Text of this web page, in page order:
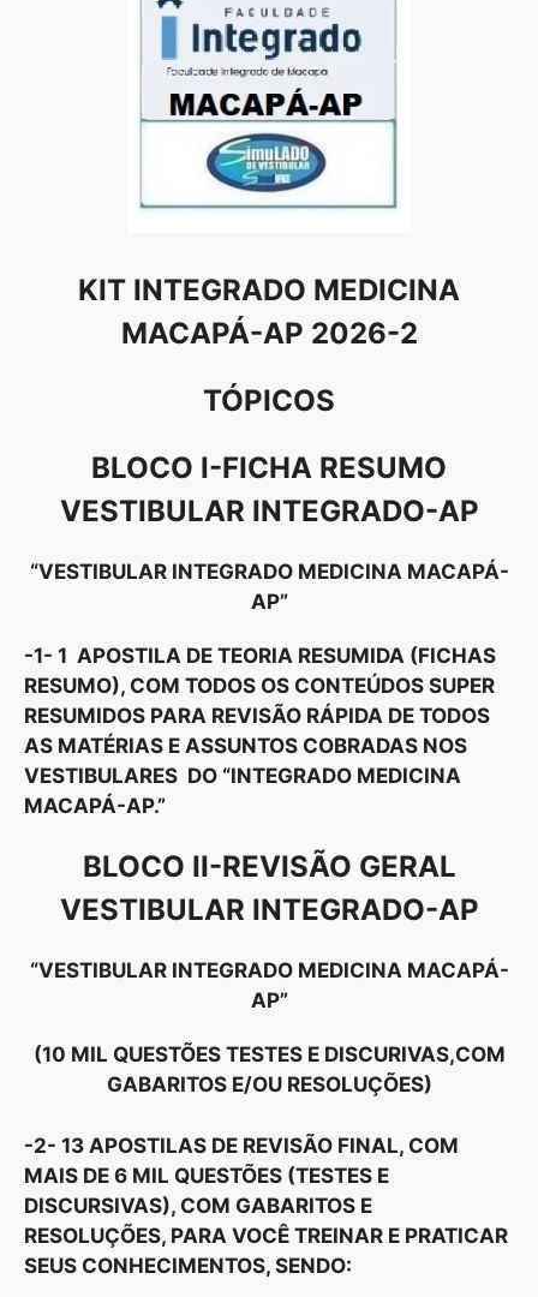
KIT INTEGRADO MEDICINA
MACAPÁ-AP 2026-2
TÓPICOS
BLOCO I-FICHA RESUMO
VESTIBULAR INTEGRADO-AP
“VESTIBULAR INTEGRADO MEDICINA MACAPÁ-
AP”
-1- 1 APOSTILA DE TEORIA RESUMIDA (FICHAS
RESUMO), COM TODOS OS CONTEÚDOS SUPER
RESUMIDOS PARA REVISÃO RÁPIDA DE TODOS
AS MATÉRIAS E ASSUNTOS COBRADAS NOS
VESTIBULARES DO “INTEGRADO MEDICINA
MACAPÁ-AP.”
BLOCO II-REVISÃO GERAL
VESTIBULAR INTEGRADO-AP
“VESTIBULAR INTEGRADO MEDICINA MACAPÁ-
AP”
(10 MIL QUESTÕES TESTES E DISCURIVAS,COM
GABARITOS E/OU RESOLUÇÕES)
-2- 13 APOSTILAS DE REVISÃO FINAL, COM
MAIS DE 6 MIL QUESTÕES (TESTES E
DISCURSIVAS), COM GABARITOS E
RESOLUÇÕES, PARA VOCÊ TREINAR E PRATICAR
SEUS CONHECIMENTOS, SENDO: